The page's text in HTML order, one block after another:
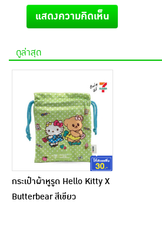
แสดงความคิดเห็น
ดูล่าสุด
กระเป๋าผ้าหูรูด Hello Kitty X
Butterbear สีเขียว